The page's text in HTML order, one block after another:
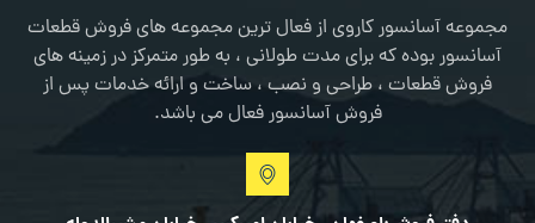
مجموعه آسانسور کاروی از فعال ترین مجموعه های فروش قطعات
آسانسور بوده که برای مدت طولانی ، به طور متمرکز در زمینه های
فروش قطعات ، طراحی و نصب ، ساخت و ارائه خدمات پس از
فروش آسانسور فعال می باشد.